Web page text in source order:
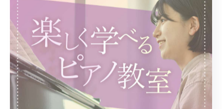
り、音楽の楽しさを実感できるからです。例えば、発表
会やアンサンブル体験を通じて、達成感や仲間との交流
も得られます。こうした多様なプログラムにより、子供
も大人も無理なく音楽習慣を続けやすくなっています。
年齢に合わせたピアノ教室の指導法とは
ピアノ教室では、年齢や経験に応じた指導法が重要視さ